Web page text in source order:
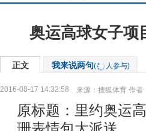
奥运高球女子项
正文 我来说两句( 人参与)
2016-08-17 14:32:58 来源： 搜狐体育 作者
原标题：里约奥运